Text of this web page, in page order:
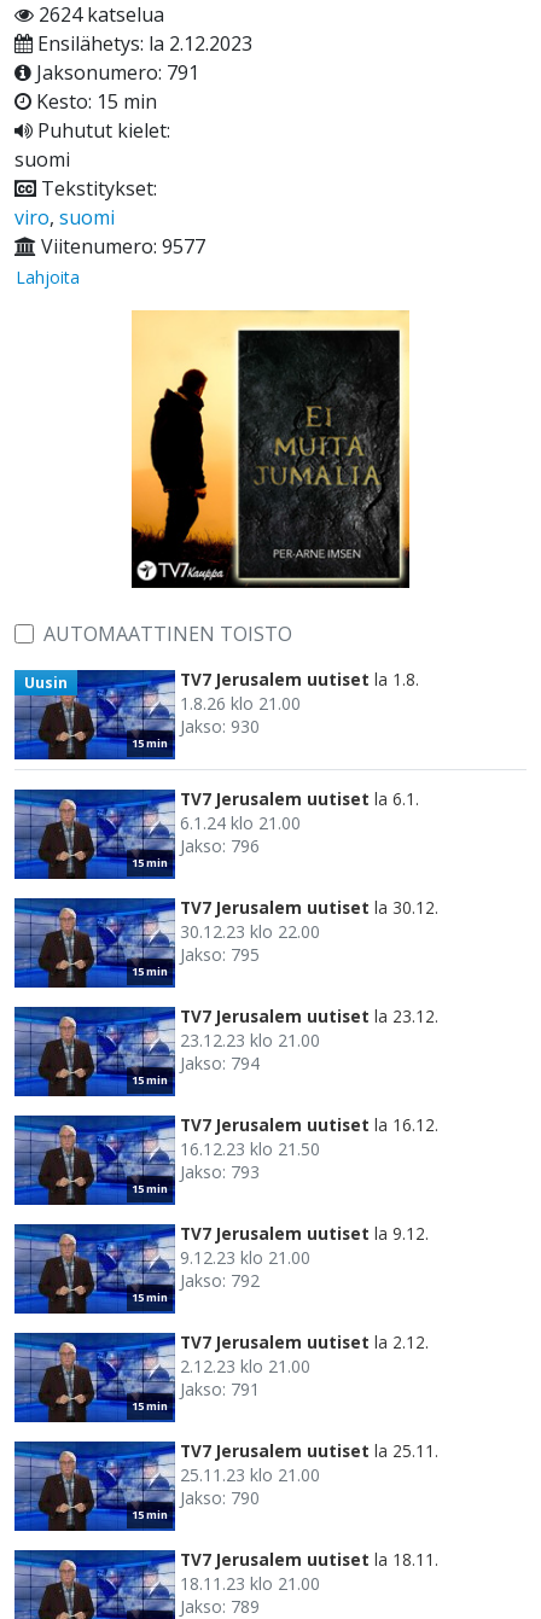
2624 katselua
Ensilähetys: la 2.12.2023
Jaksonumero: 791
Kesto: 15 min
Puhutut kielet:
suomi
Tekstitykset:
viro, suomi
Viitenumero: 9577
Lahjoita
AUTOMAATTINEN TOISTO
15 min
Uusin TV7 Jerusalem uutiset la 1.8.
1.8.26 klo 21.00
Jakso: 930
15 min
TV7 Jerusalem uutiset la 6.1.
6.1.24 klo 21.00
Jakso: 796
15 min
TV7 Jerusalem uutiset la 30.12.
30.12.23 klo 22.00
Jakso: 795
15 min
TV7 Jerusalem uutiset la 23.12.
23.12.23 klo 21.00
Jakso: 794
15 min
TV7 Jerusalem uutiset la 16.12.
16.12.23 klo 21.50
Jakso: 793
15 min
TV7 Jerusalem uutiset la 9.12.
9.12.23 klo 21.00
Jakso: 792
15 min
TV7 Jerusalem uutiset la 2.12.
2.12.23 klo 21.00
Jakso: 791
15 min
TV7 Jerusalem uutiset la 25.11.
25.11.23 klo 21.00
Jakso: 790
TV7 Jerusalem uutiset la 18.11.
18.11.23 klo 21.00
Jakso: 789